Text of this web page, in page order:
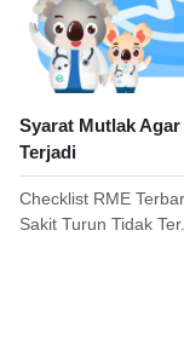
Syarat Mutlak
Terjadi
Checklist RME
Sakit Turun Tidak Ter...